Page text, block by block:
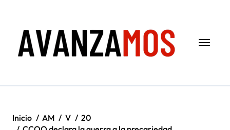
contenido
Inicio AM V
20